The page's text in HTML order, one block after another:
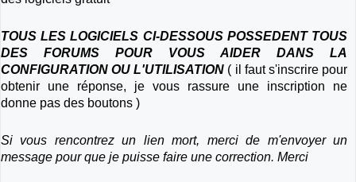
TOUS LES LOGICIELS CI-DESSOUS POSSEDENT TOUS
DES FORUMS POUR VOUS AIDER DANS LA
CONFIGURATION OU L'UTILISATION ( il faut s'inscrire pour
obtenir une réponse, je vous rassure une inscription ne
donne pas des boutons )
Si vous rencontrez un lien mort, merci de m'envoyer un
message pour que je puisse faire une correction. Merci